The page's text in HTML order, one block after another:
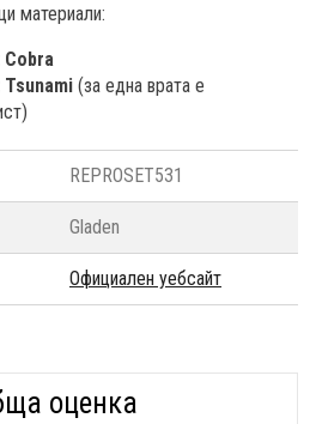
материали:
(за една врата е
REPROSET531
Gladen
Официален уебсайт
оценка